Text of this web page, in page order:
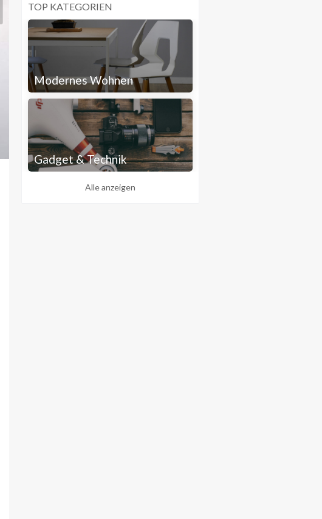
TOP KATEGORIEN
Modernes Wohnen
Gadget & Technik
Alle anzeigen